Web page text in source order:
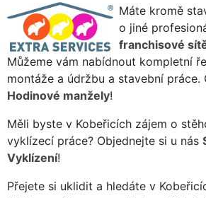
Máte kromě
o jiné
franchisové
Můžeme vám nabídnout kompletní
montáže a údržbu a stavební práce.
Hodinové manžely!
Měli byste v Kobeřicích zájem o
vyklízecí práce? Objednejte si u nás
Vyklízení!
Přejete si uklidit a hledáte v